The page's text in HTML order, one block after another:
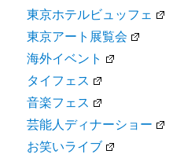
東京ホテルビュッフェ
東京アート展覧会
海外イベント
タイフェス
音楽フェス
芸能人ディナーショー
お笑いライブ